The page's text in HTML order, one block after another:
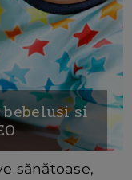
si
sănătoase,